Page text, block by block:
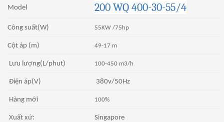
Model 200 WQ 400-30-55/4
Công suất(W) 55KW /75hp
Cột áp (m) 49-17 m
Lưu lượng(L/phut) 100-450 m3/h
Điện áp(V) 380v/50Hz
Hàng mới 100%
Xuất xứ: Singapore